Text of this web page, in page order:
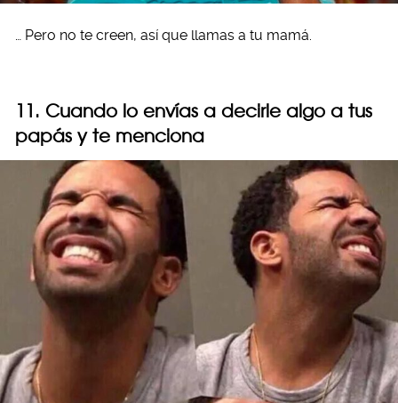
… Pero no te creen, así que llamas a tu mamá.
11. Cuando lo envías a decirle algo a tus
papás y te menciona